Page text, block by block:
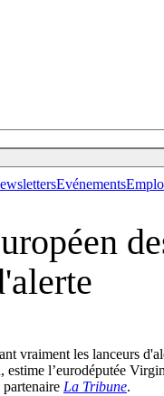
Evénements
vraiment les lanceurs
estime l’eurodéputée
La Tribune.